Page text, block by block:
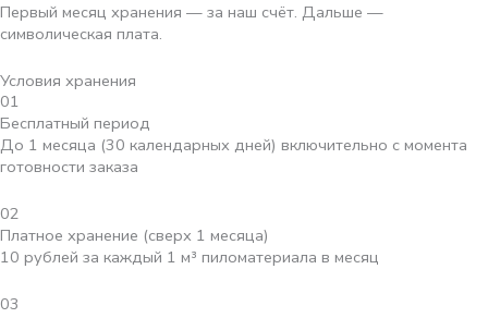
Первый месяц хранения — за наш счёт. Дальше —
символическая плата.
Условия хранения
01
Бесплатный период
До 1 месяца (30 календарных дней) включительно с момента
готовности заказа
02
Платное хранение (сверх 1 месяца)
10 рублей за каждый 1 м³ пиломатериала в месяц
03